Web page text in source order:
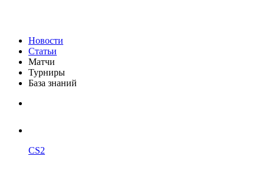
Новости
Статьи
Матчи
Турниры
База знаний
CS2